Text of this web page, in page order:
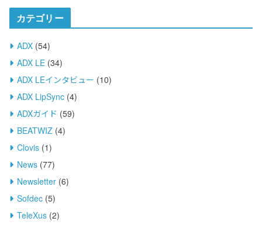
イ
ブ
カテゴリー
ADX (54)
ADX LE (34)
ADX LEインタビュー (10)
ADX LipSync (4)
ADXガイド (59)
BEATWIZ (4)
Clovis (1)
News (77)
Newsletter (6)
Sofdec (5)
TeleXus (2)